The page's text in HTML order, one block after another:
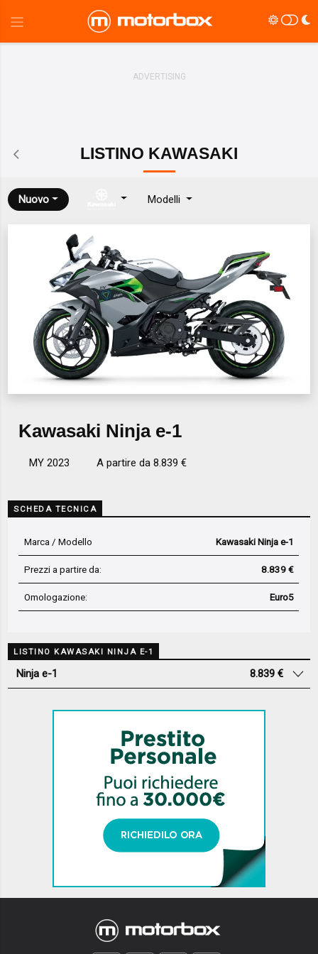
LISTINO KAWASAKI
Nuovo Modelli
Kawasaki Ninja e-1
MY 2023 A partire da 8.839 €
SCHEDA TECNICA
Marca / Modello Kawasaki Ninja e-1
Prezzi a partire da: 8.839 €
Omologazione: Euro5
LISTINO KAWASAKI NINJA E-1
Ninja e-1 8.839 €